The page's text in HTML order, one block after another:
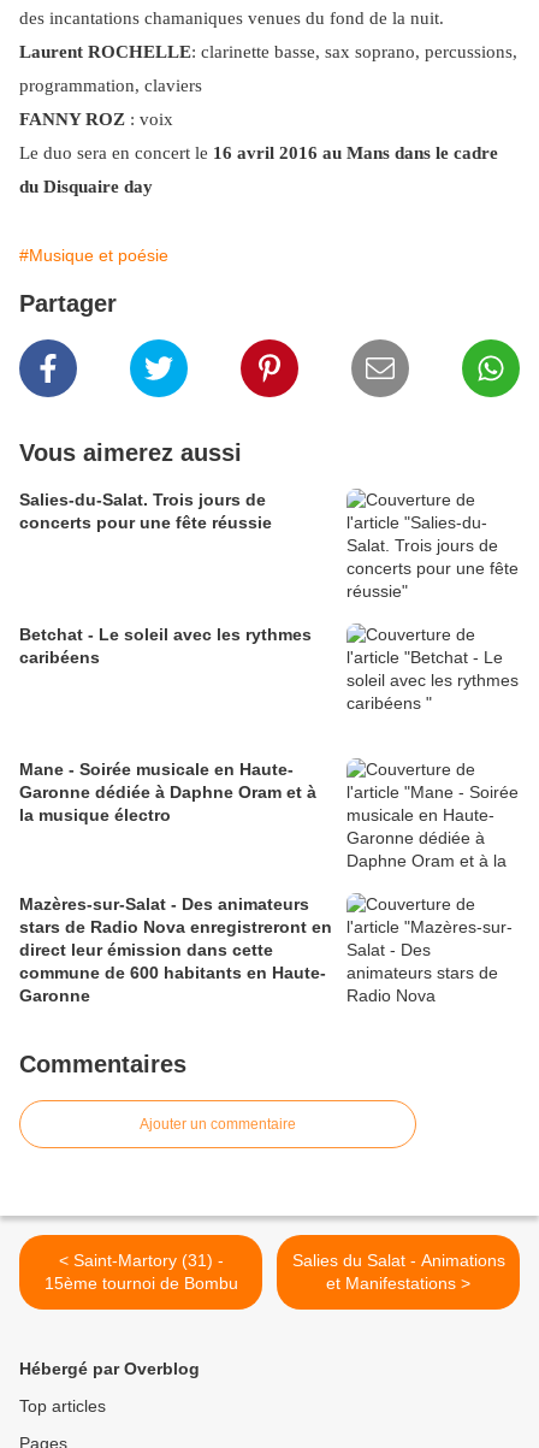
des incantations chamaniques venues du fond de la nuit.
Laurent ROCHELLE: clarinette basse, sax soprano, percussions,
programmation, claviers
FANNY ROZ : voix
Le duo sera en concert le 16 avril 2016 au Mans dans le cadre
du Disquaire day
#Musique et poésie
Partager
Vous aimerez aussi
Salies-du-Salat. Trois jours de
concerts pour une fête réussie
Betchat - Le soleil avec les rythmes
caribéens
Mane - Soirée musicale en Haute-
Garonne dédiée à Daphne Oram et à
la musique électro
Mazères-sur-Salat - Des animateurs
stars de Radio Nova enregistreront en
direct leur émission dans cette
commune de 600 habitants en Haute-
Garonne
Commentaires
Ajouter un commentaire
< Saint-Martory (31) -
15ème tournoi de Bombu
Salies du Salat - Animations
et Manifestations >
Hébergé par Overblog
Top articles
Pages